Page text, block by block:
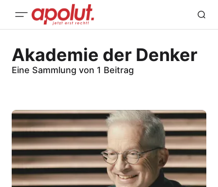
Akademie der Denker
Eine Sammlung von 1 Beitrag